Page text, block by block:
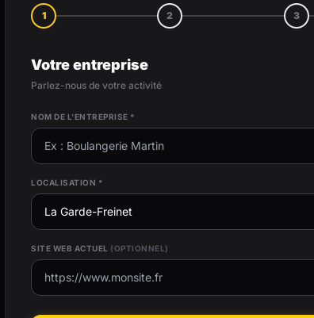
1 2 3
Votre entreprise
Parlez-nous de votre activité
NOM DE L'ENTREPRISE *
LOCALISATION *
SITE WEB ACTUEL (OPTIONNEL)